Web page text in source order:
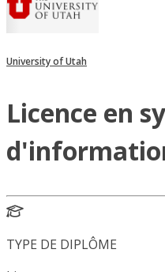
University of Utah
Licence en
TYPE DE DIPLÔME